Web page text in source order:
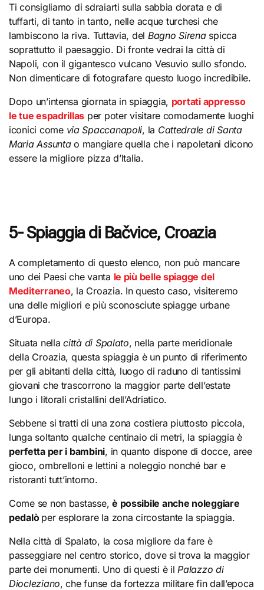
Ti consigliamo di sdraiarti sulla sabbia dorata e di
tuffarti, di tanto in tanto, nelle acque turchesi che
lambiscono la riva. Tuttavia, del Bagno Sirena spicca
soprattutto il paesaggio. Di fronte vedrai la città di
Napoli, con il gigantesco vulcano Vesuvio sullo sfondo.
Non dimenticare di fotografare questo luogo incredibile.
Dopo un’intensa giornata in spiaggia, portati appresso
le tue espadrillas per poter visitare comodamente luoghi
iconici come via Spaccanapoli, la Cattedrale di Santa
Maria Assuntao mangiare quella che i napoletani dicono
essere la migliore pizza d’Italia.
5- Spiaggia di Bačvice, Croazia
A completamento di questo elenco, non può mancare
uno dei Paesi che vanta le più belle spiagge del
Mediterraneo, la Croazia. In questo caso, visiteremo
una delle migliori e più sconosciute spiagge urbane
d’Europa.
Situata nellacittà di Spalato, nella parte meridionale
della Croazia, questa spiaggia è un punto di riferimento
per gli abitanti della città, luogo di raduno di tantissimi
giovani che trascorrono la maggior parte dell’estate
lungo i litorali cristallini dell’Adriatico.
Sebbene si tratti di una zona costiera piuttosto piccola,
lunga soltanto qualche centinaio di metri, la spiaggia è
perfetta per i bambini, in quanto dispone di docce, aree
gioco, ombrelloni e lettini a noleggio nonché bar e
ristoranti tutt’intorno.
Come se non bastasse,è possibile anche noleggiare
pedalò per esplorare la zona circostante la spiaggia.
Nella città di Spalato, la cosa migliore da fare è
passeggiare nel centro storico, dove si trova la maggior
parte dei monumenti. Uno di questi è ilPalazzo di
Diocleziano, che funse da fortezza militare fin dall’epoca